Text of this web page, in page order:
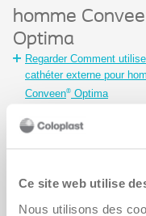
Ce site web utilise
Nous utilisons des
homme
Optima
Regarder Comment
cathéter externe pour
Conveen® Optima